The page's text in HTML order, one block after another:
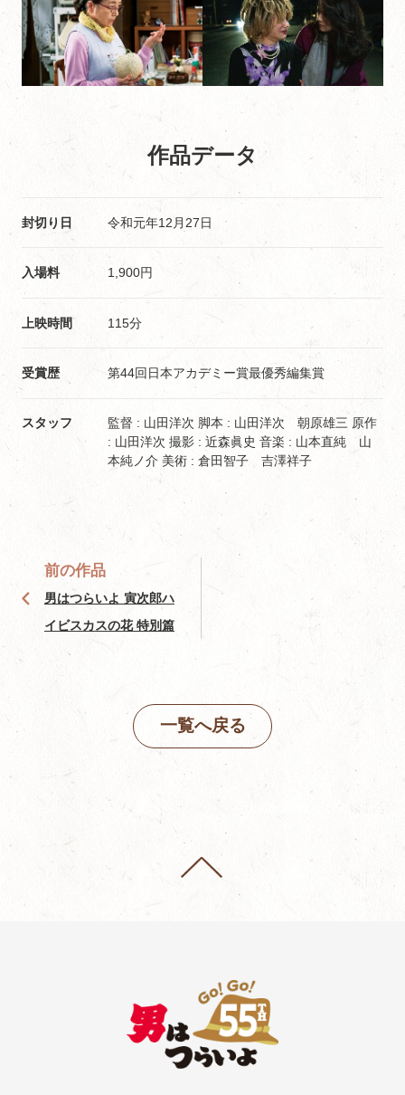
作品データ
封切り日 令和元年12月27日
入場料 1,900円
上映時間 115分
受賞歴 第44回日本アカデミー賞最優秀編集賞
スタッフ
監督 : 山田洋次 脚本 : 山田洋次 朝原雄三 原作
: 山田洋次 撮影 : 近森眞史 音楽 : 山本直純 山
本純ノ介 美術 : 倉田智子 吉澤祥子
前の作品
男はつらいよ 寅次郎ハ
イビスカスの花 特別篇
一覧へ戻る